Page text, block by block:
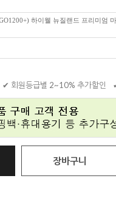
하이웰 뉴질랜드 프리미엄 마
✔ 회원등급별 2~10% 추가할인
장바구니